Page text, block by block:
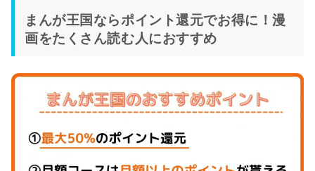
まんが王国ならポイント還元でお得に！漫
画をたくさん読む人におすすめ